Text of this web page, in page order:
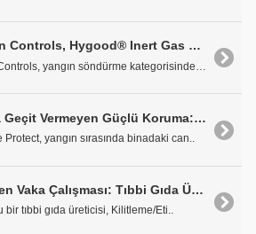
Johnson Controls, Hygood® Inert Gas System 300'ü Piyasaya Sürüyor
Yangına Geçit Vermeyen Güçlü Koruma: Bostik FP402 FireSeal Silicone
Protect, yangın sırasında binadaki can..
Brady'den Vaka Çalışması: Tıbbi Gıda Üretiminde Maksimum Bakım Güvenliği
bir tıbbi gıda üreticisi, Kilitleme/Eti..